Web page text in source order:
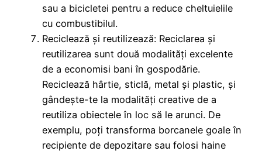
sau a bicicletei pentru a reduce cheltuielile
cu combustibilul.
Reciclează și reutilizează: Reciclarea și
reutilizarea sunt două modalități excelente
de a economisi bani în gospodărie.
Reciclează hârtie, sticlă, metal și plastic, și
gândește-te la modalități creative de a
reutiliza obiectele în loc să le arunci. De
exemplu, poți transforma borcanele goale în
recipiente de depozitare sau folosi haine